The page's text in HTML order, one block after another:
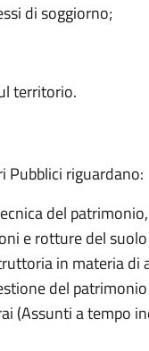
di soggiorno;
territorio.
Pubblici riguardano:
del
e rotture del
in materia di
del
(Assunti a tempo